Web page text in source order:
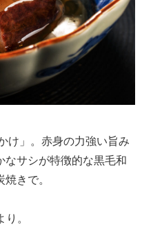
け」。赤身の力強い旨み
なサシが特徴的な黒毛和
きで。
。